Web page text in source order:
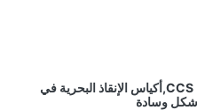
أكياس الرفع الجوي تحت الماء معتمدة CCS,أكياس الإنقاذ البحرية في